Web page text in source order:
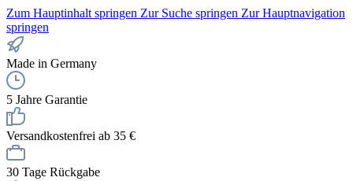
Zum Hauptinhalt springen Zur Suche springen Zur Hauptnavigation
springen
Made in Germany
5 Jahre Garantie
Versandkostenfrei ab 35 €
30 Tage Rückgabe